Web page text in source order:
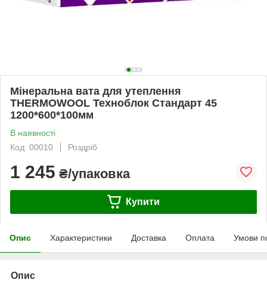
Мінеральна вата для утеплення
THERMOWOOL Техноблок Стандарт 45
1200*600*100мм
В наявності
Код: 00010
Роздріб
1 245 ₴/упаковка
Купити
Опис Характеристики Доставка Оплата Умови
Опис